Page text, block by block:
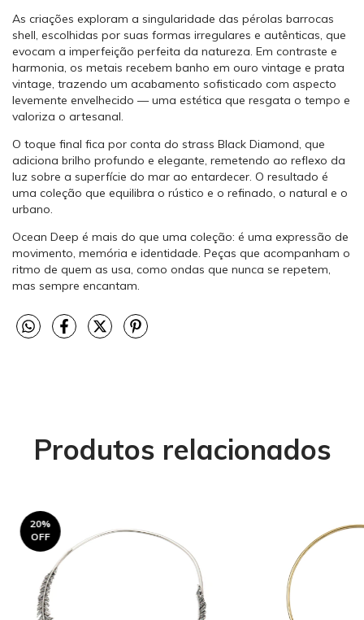
As criações exploram a singularidade das pérolas barrocas
shell, escolhidas por suas formas irregulares e autênticas, que
evocam a imperfeição perfeita da natureza. Em contraste e
harmonia, os metais recebem banho em ouro vintage e prata
vintage, trazendo um acabamento sofisticado com aspecto
levemente envelhecido — uma estética que resgata o tempo e
valoriza o artesanal.
O toque final fica por conta do strass Black Diamond, que
adiciona brilho profundo e elegante, remetendo ao reflexo da
luz sobre a superfície do mar ao entardecer. O resultado é
uma coleção que equilibra o rústico e o refinado, o natural e o
urbano.
Ocean Deep é mais do que uma coleção: é uma expressão de
movimento, memória e identidade. Peças que acompanham o
ritmo de quem as usa, como ondas que nunca se repetem,
mas sempre encantam.
Produtos relacionados
20%
OFF